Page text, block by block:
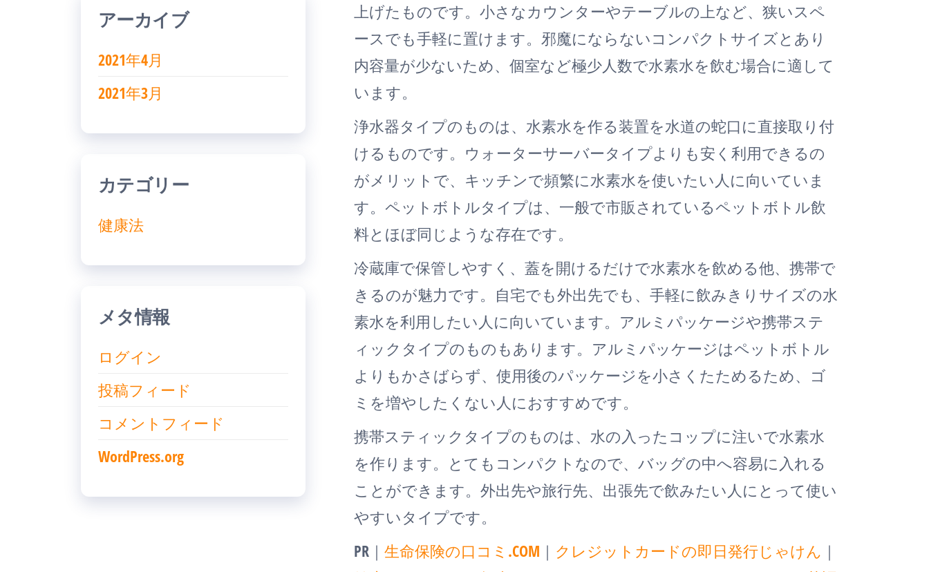
上げたものです。小さなカウンターやテーブルの上など、狭いスペ
ースでも手軽に置けます。邪魔にならないコンパクトサイズとあり
内容量が少ないため、個室など極少人数で水素水を飲む場合に適して
います。
浄水器タイプのものは、水素水を作る装置を水道の蛇口に直接取り付
けるものです。ウォーターサーバータイプよりも安く利用できるの
がメリットで、キッチンで頻繁に水素水を使いたい人に向いていま
す。ペットボトルタイプは、一般で市販されているペットボトル飲
料とほぼ同じような存在です。
冷蔵庫で保管しやすく、蓋を開けるだけで水素水を飲める他、携帯で
きるのが魅力です。自宅でも外出先でも、手軽に飲みきりサイズの水
素水を利用したい人に向いています。アルミパッケージや携帯ステ
ィックタイプのものもあります。アルミパッケージはペットボトル
よりもかさばらず、使用後のパッケージを小さくたためるため、ゴ
ミを増やしたくない人におすすめです。
携帯スティックタイプのものは、水の入ったコップに注いで水素水
を作ります。とてもコンパクトなので、バッグの中へ容易に入れる
ことができます。外出先や旅行先、出張先で飲みたい人にとって使い
やすいタイプです。
PR｜ 生命保険の口コミ.COM ｜ クレジットカードの即日発行じゃけん ｜
アーカイブ
2021年4月
2021年3月
カテゴリー
健康法
メタ情報
ログイン
投稿フィード
コメントフィード
WordPress.org